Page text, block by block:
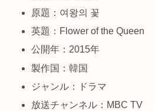
原題：여왕의 꽃
英題：Flower of the Queen
公開年：2015年
製作国：韓国
ジャンル：ドラマ
放送チャンネル：MBC TV